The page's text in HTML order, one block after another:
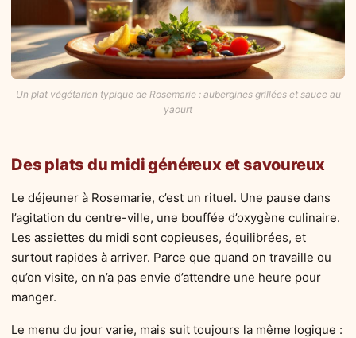
Un plat végétarien typique de Rosemarie : aubergines grillées et sauce au
yaourt
Des plats du midi généreux et savoureux
Le déjeuner à Rosemarie, c’est un rituel. Une pause dans
l’agitation du centre-ville, une bouffée d’oxygène culinaire.
Les assiettes du midi sont copieuses, équilibrées, et
surtout rapides à arriver. Parce que quand on travaille ou
qu’on visite, on n’a pas envie d’attendre une heure pour
manger.
Le menu du jour varie, mais suit toujours la même logique :